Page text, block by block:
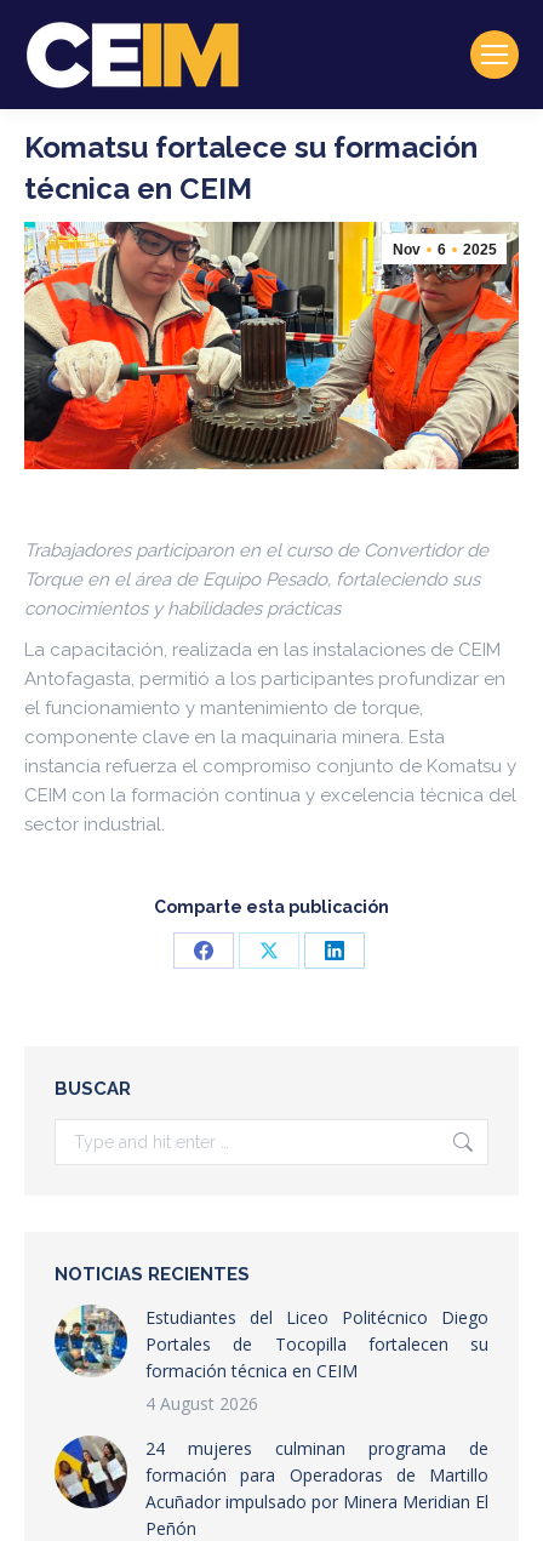
Komatsu fortalece su formación
técnica en CEIM
Nov 6 2025
Trabajadores participaron en el curso de Convertidor de
Torque en el área de Equipo Pesado, fortaleciendo sus
conocimientos y habilidades prácticas
La capacitación, realizada en las instalaciones de CEIM
Antofagasta, permitió a los participantes profundizar en
el funcionamiento y mantenimiento de torque,
componente clave en la maquinaria minera. Esta
instancia refuerza el compromiso conjunto de Komatsu y
CEIM con la formación continua y excelencia técnica del
sector industrial.
Comparte esta publicación
Share
Share
Share
BUSCAR
Search:
NOTICIAS RECIENTES
Estudiantes del Liceo Politécnico Diego
Portales de Tocopilla fortalecen su
formación técnica en CEIM
4 August 2026
24 mujeres culminan programa de
formación para Operadoras de Martillo
Acuñador impulsado por Minera Meridian El
Peñón